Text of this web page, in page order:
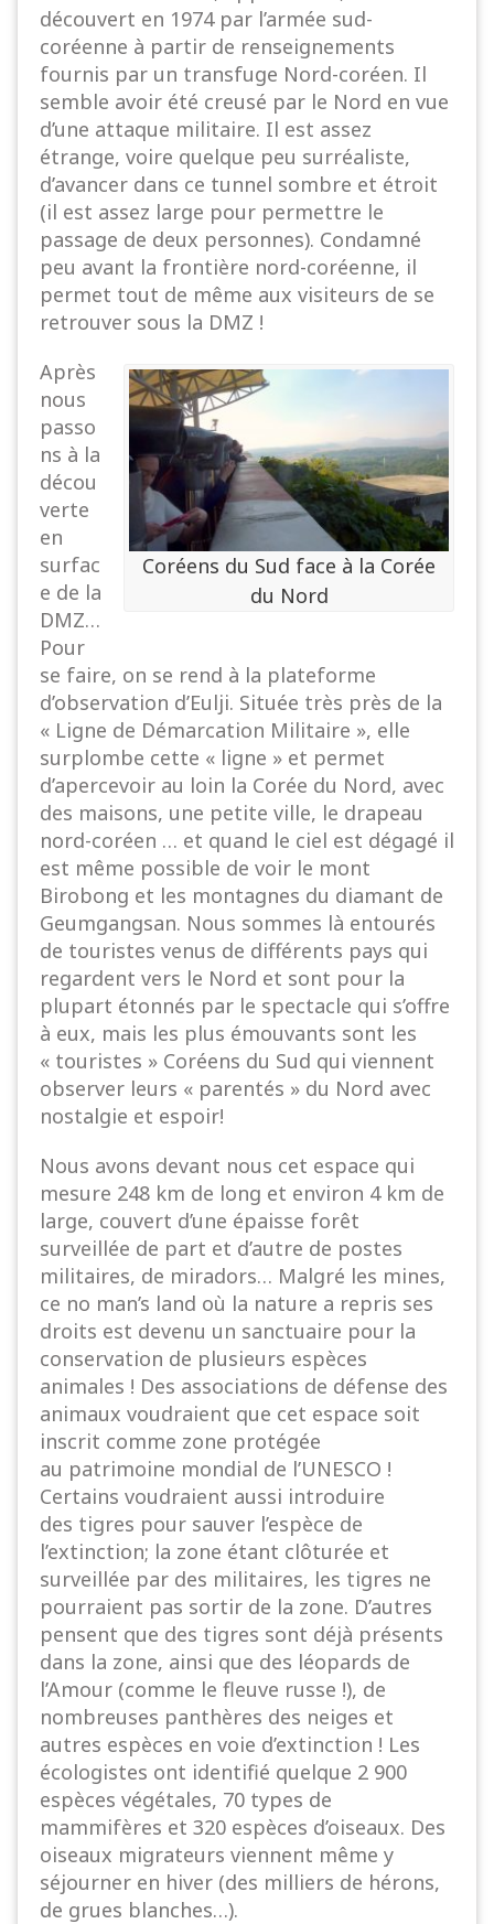
découvert en 1974 par l’armée sud-
coréenne à partir de renseignements
fournis par un transfuge Nord-coréen. Il
semble avoir été creusé par le Nord en vue
d’une attaque militaire. Il est assez
étrange, voire quelque peu surréaliste,
d’avancer dans ce tunnel sombre et étroit
(il est assez large pour permettre le
passage de deux personnes). Condamné
peu avant la frontière nord-coréenne, il
permet tout de même aux visiteurs de se
retrouver sous la DMZ !
Coréens du Sud face à la Corée
du Nord
Après
nous
passo
ns à la
décou
verte
en
surfac
e de la
DMZ…
Pour
se faire, on se rend à la plateforme
d’observation d’Eulji. Située très près de la
« Ligne de Démarcation Militaire », elle
surplombe cette « ligne » et permet
d’apercevoir au loin la Corée du Nord, avec
des maisons, une petite ville, le drapeau
nord-coréen … et quand le ciel est dégagé il
est même possible de voir le mont
Birobong et les montagnes du diamant de
Geumgangsan. Nous sommes là entourés
de touristes venus de différents pays qui
regardent vers le Nord et sont pour la
plupart étonnés par le spectacle qui s’offre
à eux, mais les plus émouvants sont les
« touristes » Coréens du Sud qui viennent
observer leurs « parentés » du Nord avec
nostalgie et espoir!
Nous avons devant nous cet espace qui
mesure 248 km de long et environ 4 km de
large, couvert d’une épaisse forêt
surveillée de part et d’autre de postes
militaires, de miradors… Malgré les mines,
ce no man’s land où la nature a repris ses
droits est devenu un sanctuaire pour la
conservation de plusieurs espèces
animales ! Des associations de défense des
animaux voudraient que cet espace soit
inscrit comme zone protégée
au patrimoine mondial de l’UNESCO !
Certains voudraient aussi introduire
des tigres pour sauver l’espèce de
l’extinction; la zone étant clôturée et
surveillée par des militaires, les tigres ne
pourraient pas sortir de la zone. D’autres
pensent que des tigres sont déjà présents
dans la zone, ainsi que des léopards de
l’Amour (comme le fleuve russe !), de
nombreuses panthères des neiges et
autres espèces en voie d’extinction ! Les
écologistes ont identifié quelque 2 900
espèces végétales, 70 types de
mammifères et 320 espèces d’oiseaux. Des
oiseaux migrateurs viennent même y
séjourner en hiver (des milliers de hérons,
de grues blanches…).